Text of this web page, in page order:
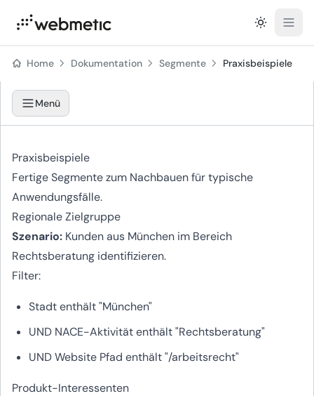
Home Dokumentation Segmente Praxisbeispiele
Menü
Praxisbeispiele
Fertige Segmente zum Nachbauen für typische
Anwendungsfälle.
Regionale Zielgruppe
Szenario: Kunden aus München im Bereich
Rechtsberatung identifizieren.
Filter:
Stadt enthält "München"
UND NACE-Aktivität enthält "Rechtsberatung"
UND Website Pfad enthält "/arbeitsrecht"
Produkt-Interessenten